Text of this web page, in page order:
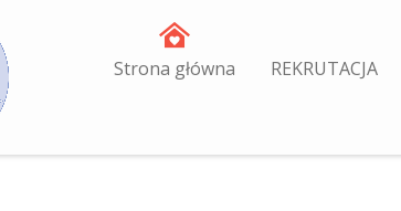
Strona główna REKRUTACJA